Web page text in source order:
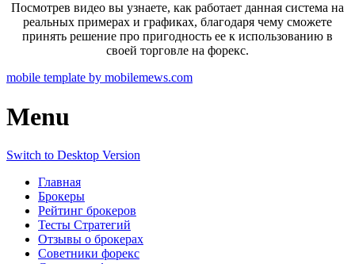
Посмотрев видео вы узнаете, как работает данная система на
реальных примерах и графиках, благодаря чему сможете
принять решение про пригодность ее к использованию в
своей торговле на форекс.
mobile template by mobilemews.com
Menu
Switch to Desktop Version
Главная
Брокеры
Рейтинг брокеров
Тесты Стратегий
Отзывы о брокерах
Советники форекс